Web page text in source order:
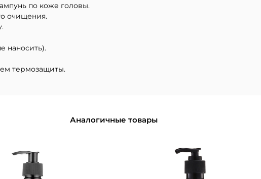
по коже головы.
очищения.
наносить).
термозащиты.
Аналогичные товары